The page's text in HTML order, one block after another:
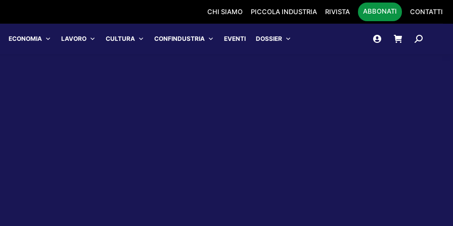
CHI SIAMO PICCOLA INDUSTRIA RIVISTA ABBONATI CONTATTI
ECONOMIA LAVORO CULTURA CONFINDUSTRIA EVENTI DOSSIER Cerca: